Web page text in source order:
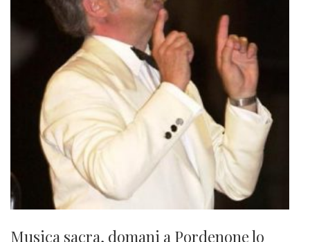
Musica sacra, domani a Pordenone lo